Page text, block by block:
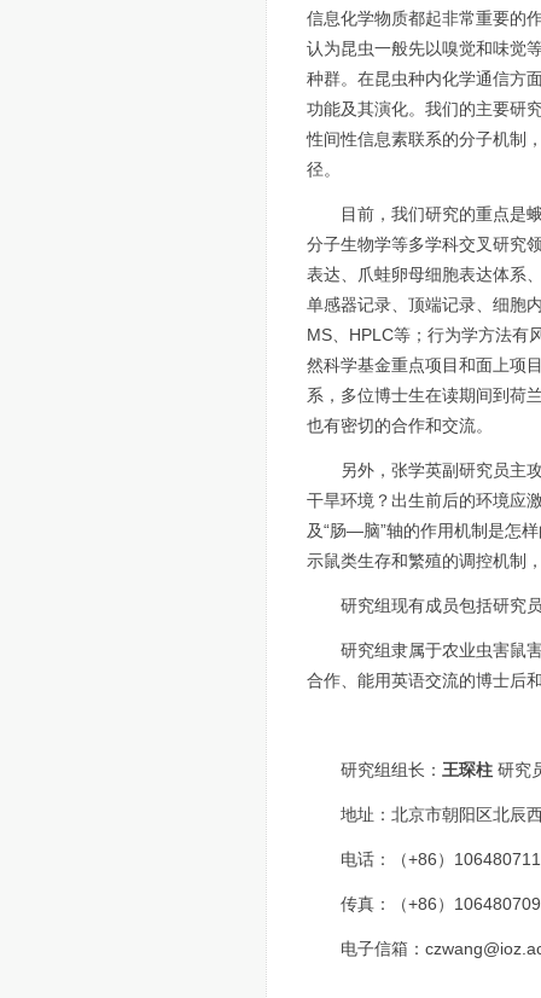
信息化学物质都起非常重要的
认为昆虫一般先以嗅觉和味觉
种群。在昆虫种内化学通信方
功能及其演化。我们的主要研
性间性信息素联系的分子机制
径。
目前，我们研究的重点是
分子生物学等多学科交叉研究
表达、爪蛙卵母细胞表达体系
单感器记录、顶端记录、细胞
MS、HPLC等；行为学方法有
然科学基金重点项目和面上项
系，多位博士生在读期间到荷
也有密切的合作和交流。
另外，张学英副研究员主
干旱环境？出生前后的环境应
及“肠—脑”轴的作用机制是怎
示鼠类生存和繁殖的调控机制
研究组现有成员包括研究
研究组隶属于农业虫害鼠
合作、能用英语交流的博士后
研究组组长： 王琛柱 研究
地址：北京市朝阳区北辰
电话：（+86）
传真：（+86）
电子信箱：